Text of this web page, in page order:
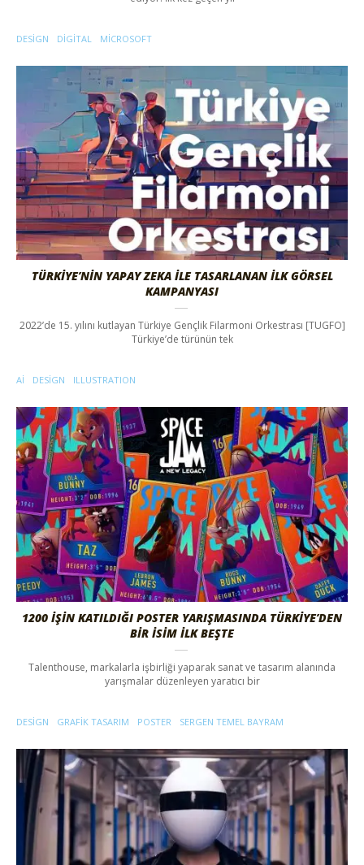
DESIGN DIGITAL MICROSOFT
TÜRKIYE’NIN YAPAY ZEKA İLE TASARLANAN İLK GÖRSEL
KAMPANYASI
2022’de 15. yılını kutlayan Türkiye Gençlik Filarmoni Orkestrası [TUGFO]
Türkiye’de türünün tek
AI DESIGN ILLUSTRATION
1200 İŞIN KATILDIĞI POSTER YARIŞMASINDA TÜRKIYE’DEN
BIR İSIM İLK BEŞTE
Talenthouse, markalarla işbirliği yaparak sanat ve tasarım alanında
yarışmalar düzenleyen yaratıcı bir
DESIGN GRAFIK TASARIM POSTER SERGEN TEMEL BAYRAM